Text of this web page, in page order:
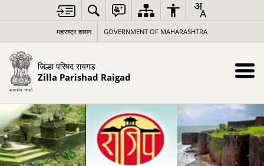
महाराष्ट्र शासन GOVERNMENT OF MAHARASHTRA
जिल्हा परिषद रायगड
Zilla Parishad Raigad